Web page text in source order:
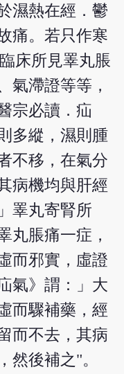
濕熱在經．鬱
痛。若只作寒
床所見睪丸脹
氣滯證等等，
宗必讀．疝
多縱，濕則腫
不移，在氣分
病機均與肝經
睪丸寄腎所
丸脹痛一症，
而邪實，虛證
氣》謂：」大
而驟補藥，經
而不去，其病
然後補之"。